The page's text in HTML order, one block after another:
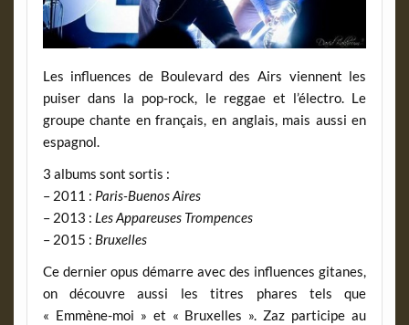
Les influences de Boulevard des Airs viennent les
puiser dans la pop-rock, le reggae et l’électro. Le
groupe chante en français, en anglais, mais aussi en
espagnol.
3 albums sont sortis :
– 2011 : Paris-Buenos Aires
– 2013 : Les Appareuses Trompences
– 2015 : Bruxelles
Ce dernier opus démarre avec des influences gitanes,
on découvre aussi les titres phares tels que
« Emmène-moi » et « Bruxelles ». Zaz participe au